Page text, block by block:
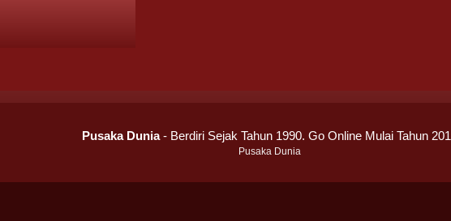
Pusaka Dunia- Berdiri Sejak Tahun 1990. Go Online Mulai Tahun
Pusaka Dunia